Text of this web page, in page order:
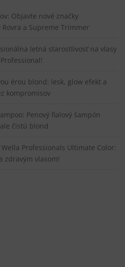
Objavte nové značky
a Supreme Trimmer
letná starostlivosť na vlasy
érou blond: lesk, glow efekt a
kompromisov
Penový fialový šampón
čistú blond
Professionals Ultimate Color:
zdravým vlasom!